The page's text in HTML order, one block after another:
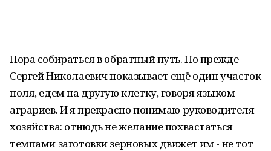
Пора собираться в обратный путь. Но прежде
Сергей Николаевич показывает ещё один участок
поля, едем на другую клетку, говоря языком
аграриев. И я прекрасно понимаю руководителя
хозяйства: отнюдь не желание похвастаться
темпами заготовки зерновых движет им - не тот